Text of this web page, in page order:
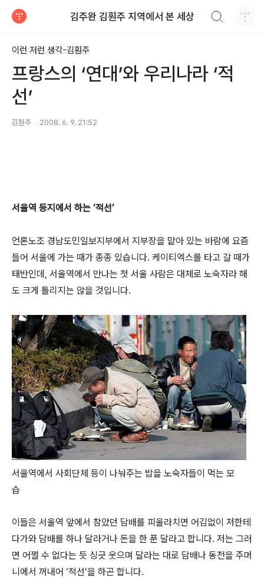
김주완 김훤주 지역에서 본 세상
이런 저런 생각-김훤주
프랑스의 ‘연대’와 우리나라 ‘적
선’
김훤주 2008. 6. 9. 21:52
서울역 등지에서 하는 ‘적선’
언론노조 경남도민일보지부에서 지부장을 맡아 있는 바람에 요즘
들어 서울에 가는 때가 종종 있습니다. 케이티엑스를 타고 갈 때가
태반인데, 서울역에서 만나는 첫 서울 사람은 대체로 노숙자라 해
도 크게 틀리지는 않을 것입니다.
서울역에서 사회단체 등이 나눠주는 밥을 노숙자들이 먹는 모
습
이들은 서울역 앞에서 참았던 담배를 피울라치면 어김없이 저한테
다가와 담배를 하나 달라거나 돈을 한 푼 달라고 합니다. 저는 그러
면 어쩔 수 없다는 듯 싱긋 웃으며 달라는 대로 담배나 동전을 주머
니에서 꺼내어 ‘적선’을 하곤 합니다.